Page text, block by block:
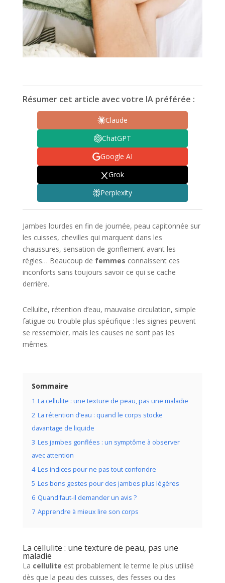
Résumer cet article avec votre IA préférée :
Claude
ChatGPT
Google AI
Grok
Perplexity
Jambes lourdes en fin de journée, peau capitonnée sur
les cuisses, chevilles qui marquent dans les
chaussures, sensation de gonflement avant les
règles… Beaucoup de femmes connaissent ces
inconforts sans toujours savoir ce qui se cache
derrière.
Cellulite, rétention d’eau, mauvaise circulation, simple
fatigue ou trouble plus spécifique : les signes peuvent
se ressembler, mais les causes ne sont pas les
mêmes.
Sommaire
1 La cellulite : une texture de peau, pas une maladie
2 La rétention d’eau : quand le corps stocke
davantage de liquide
3 Les jambes gonflées : un symptôme à observer
avec attention
4 Les indices pour ne pas tout confondre
5 Les bons gestes pour des jambes plus légères
6 Quand faut-il demander un avis ?
7 Apprendre à mieux lire son corps
La cellulite : une texture de peau, pas une
maladie
La cellulite est probablement le terme le plus utilisé
dès que la peau des cuisses, des fesses ou des